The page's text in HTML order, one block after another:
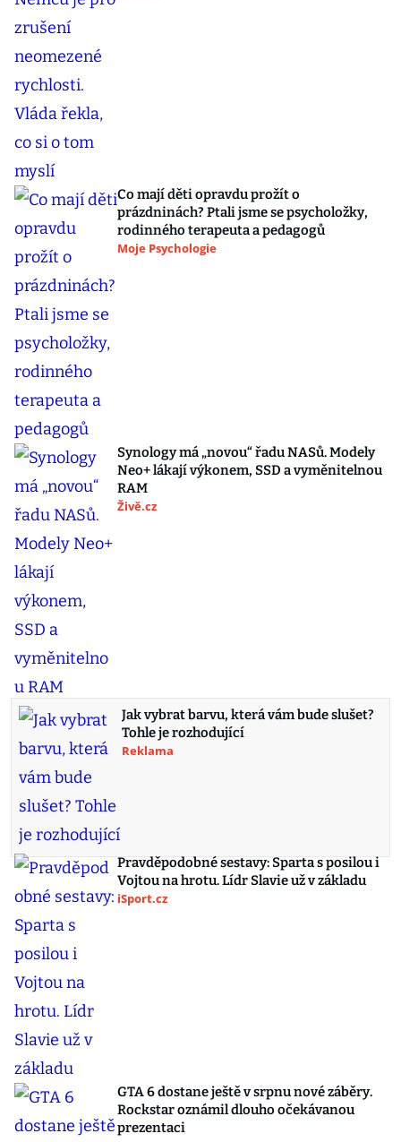
Co mají děti opravdu prožít o
prázdninách? Ptali jsme se psycholožky,
rodinného terapeuta a pedagogů
Moje Psychologie
Synology má „novou“ řadu NASů. Modely
Neo+ lákají výkonem, SSD a vyměnitelnou
RAM
Živě.cz
Jak vybrat barvu, která vám bude slušet?
Tohle je rozhodující
Reklama
Pravděpodobné sestavy: Sparta s posilou i
Vojtou na hrotu. Lídr Slavie už v základu
iSport.cz
GTA 6 dostane ještě v srpnu nové záběry.
Rockstar oznámil dlouho očekávanou
prezentaci